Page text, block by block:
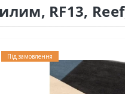
RF13,
Під замовлення